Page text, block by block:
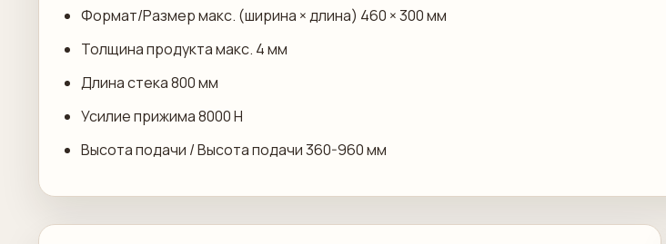
Формат/Размер макс. (ширина × длина) 460 × 300 мм
Толщина продукта макс. 4 мм
Длина стека 800 мм
Усилие прижима 8000 Н
Высота подачи / Высота подачи 360-960 мм